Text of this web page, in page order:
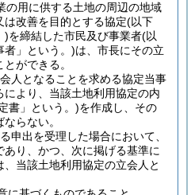
の用に供する土地の周辺の地域
改善を目的とする協定(以下
)を締結した市民及び事業者(以
者」という。)は、市長にその立
ができる。
人となることを求める協定当事
より、当該土地利用協定の内
書」という。)を作成し、その
らない。
申出を受理した場合において、
り、かつ、次に掲げる基準に
当該土地利用協定の立会人と